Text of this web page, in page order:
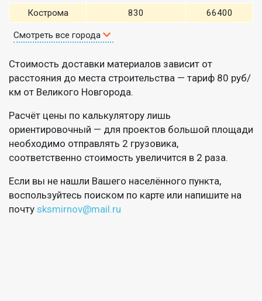
Кострома
830 66400
Смотреть все города
Стоимость доставки материалов зависит от
расстояния до места строительства — тариф 80 руб/
км от Великого Новгорода.
Расчёт цены по калькулятору лишь
ориентировочный — для проектов большой площади
необходимо отправлять 2 грузовика,
соответственно стоимость увеличится в 2 раза.
Если вы не нашли Вашего населённого пункта,
воспользуйтесь поиском по карте или напишите на
почту sksmirnov@mail.ru